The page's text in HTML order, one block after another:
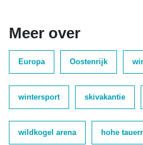
Meer over
Europa Oostenrijk
wintersport skivakantie
wildkogel arena hohe